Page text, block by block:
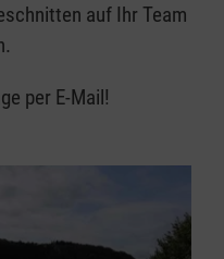
auf Ihr Team
per E-Mail!